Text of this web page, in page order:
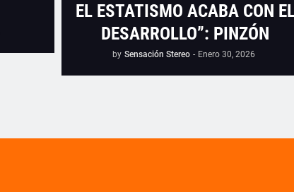
EL ESTATISMO ACABA CON
DESARROLLO”: PINZÓN
by Sensación Stereo - Enero 30, 2026